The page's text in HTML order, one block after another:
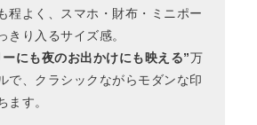
程よく、スマホ・財布・ミニポー
きり入るサイズ感。
ーにも夜のお出かけにも映える”万
で、クラシックながらモダンな印
ます。